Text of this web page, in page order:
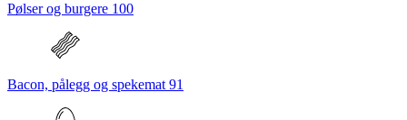
Pølser og burgere 100
Bacon, pålegg og spekemat 91